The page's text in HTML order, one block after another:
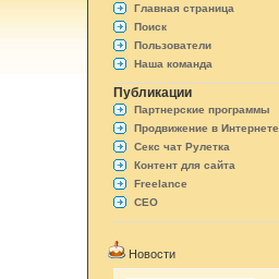
Главная страница
Поиск
Пользователи
Наша команда
Публикации
Партнерские программы
Продвижение в Интернете
Секс чат Рулетка
Контент для сайта
Freelance
СЕО
Новости